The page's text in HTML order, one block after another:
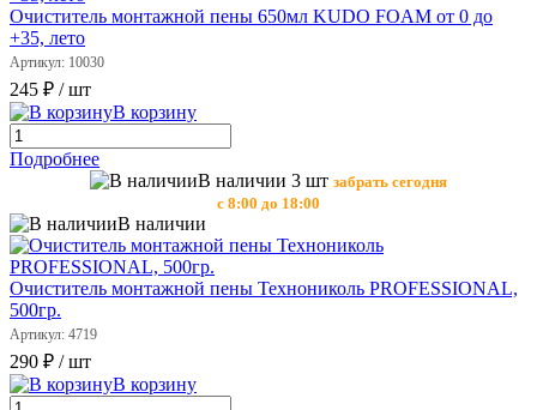
Очиститель монтажной пены 650мл KUDO FOAM от 0 до
+35, лето
Артикул: 10030
245 ₽ / шт
В корзину
Подробнее
В наличии 3 шт забрать сегодня
с 8:00 до 18:00
В наличии
Очиститель монтажной пены Технониколь PROFESSIONAL,
500гр.
Артикул: 4719
290 ₽ / шт
В корзину